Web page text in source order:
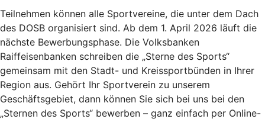
Teilnehmen können alle Sportvereine, die unter dem Dach
des DOSB organisiert sind. Ab dem 1. April 2026 läuft die
nächste Bewerbungsphase. Die Volksbanken
Raiffeisenbanken schreiben die „Sterne des Sports“
gemeinsam mit den Stadt- und Kreissportbünden in Ihrer
Region aus. Gehört Ihr Sportverein zu unserem
Geschäftsgebiet, dann können Sie sich bei uns bei den
„Sternen des Sports“ bewerben – ganz einfach per Online-